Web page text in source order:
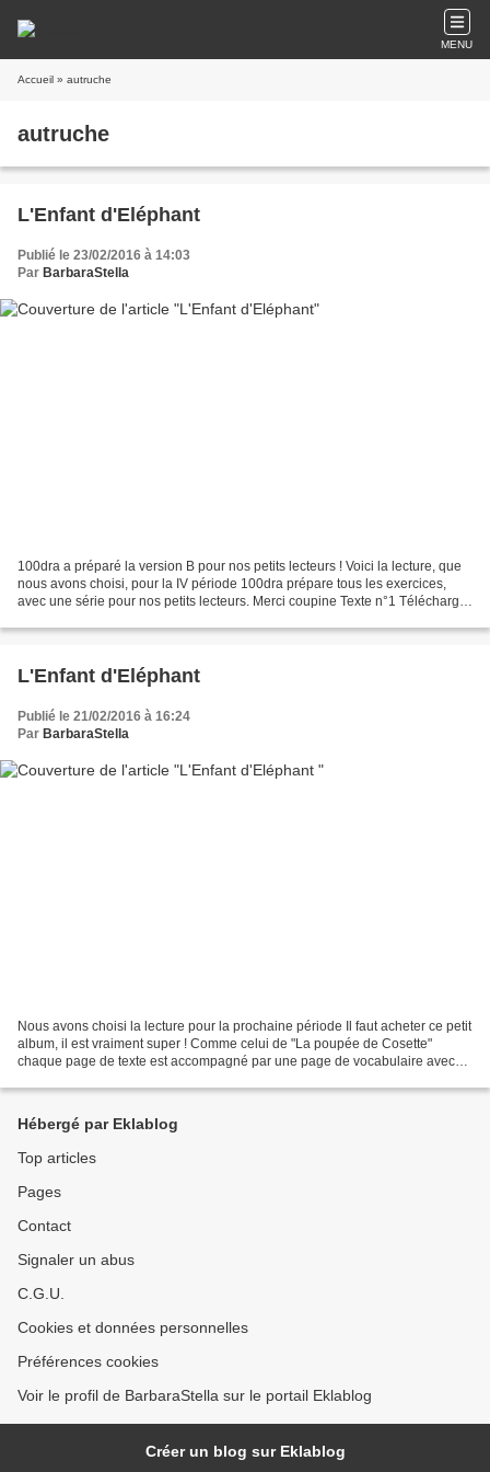
MENU
Accueil » autruche
autruche
L'Enfant d'Eléphant
Publié le 23/02/2016 à 14:03
Par BarbaraStella
100dra a préparé la version B pour nos petits lecteurs ! Voici la lecture, que
nous avons choisi, pour la IV période 100dra prépare tous les exercices,
avec une série pour nos petits lecteurs. Merci coupine Texte n°1 Télécharger
L'Enfant d'Eléphant
Publié le 21/02/2016 à 16:24
Par BarbaraStella
Nous avons choisi la lecture pour la prochaine période Il faut acheter ce petit
album, il est vraiment super ! Comme celui de "La poupée de Cosette"
chaque page de texte est accompagné par une page de vocabulaire avec
Hébergé par Eklablog
Top articles
Pages
Contact
Signaler un abus
C.G.U.
Cookies et données personnelles
Préférences cookies
Voir le profil de BarbaraStella sur le portail Eklablog
Créer un blog sur Eklablog